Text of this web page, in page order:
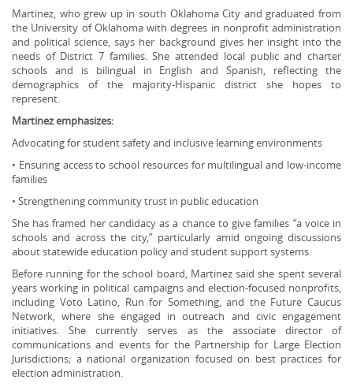
Martinez, who grew up in south Oklahoma City and graduated from
the University of Oklahoma with degrees in nonprofit administration
and political science, says her background gives her insight into the
needs of District 7 families. She attended local public and charter
schools and is bilingual in English and Spanish, reflecting the
demographics of the majority-Hispanic district she hopes to
represent.
Martinez emphasizes:
Advocating for student safety and inclusive learning environments
• Ensuring access to school resources for multilingual and low-income
families
• Strengthening community trust in public education
She has framed her candidacy as a chance to give families “a voice in
schools and across the city,” particularly amid ongoing discussions
about statewide education policy and student support systems.
Before running for the school board, Martinez said she spent several
years working in political campaigns and election-focused nonprofits,
including Voto Latino, Run for Something, and the Future Caucus
Network, where she engaged in outreach and civic engagement
initiatives. She currently serves as the associate director of
communications and events for the Partnership for Large Election
Jurisdictions; a national organization focused on best practices for
election administration.